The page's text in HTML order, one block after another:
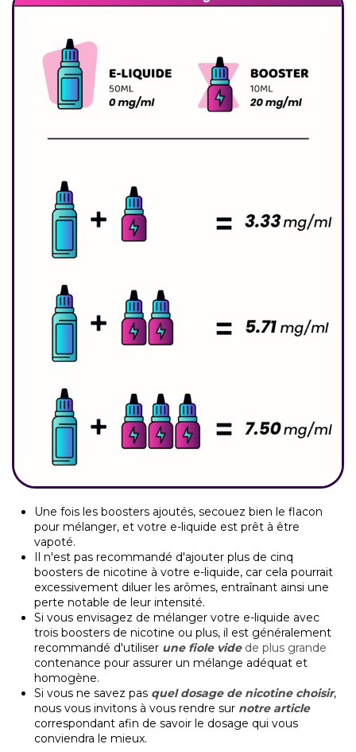
Une fois les boosters ajoutés, secouez bien le flacon
pour mélanger, et votre e-liquide est prêt à être
vapoté.
Il n'est pas recommandé d'ajouter plus de cinq
boosters de nicotine à votre e-liquide, car cela pourrait
excessivement diluer les arômes, entraînant ainsi une
perte notable de leur intensité.
Si vous envisagez de mélanger votre e-liquide avec
trois boosters de nicotine ou plus, il est généralement
recommandé d'utiliser une fiole videde plus grande
contenance pour assurer un mélange adéquat et
homogène.
Si vous ne savez pas quel dosage de nicotine choisir,
nous vous invitons à vous rendre sur notre article
correspondant afin de savoir le dosage qui vous
conviendra le mieux.